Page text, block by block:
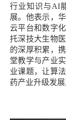
行业知识与AI
展。他表示，
云平台和数字
托深技大生物
的深厚积累，
堂教学与产业
业课题，让算
药产业升级发